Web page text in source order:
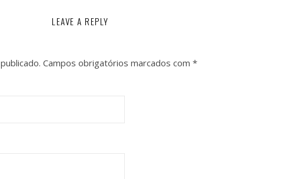
LEAVE A REPLY
Campos obrigatórios marcados com *